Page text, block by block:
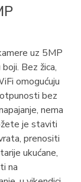
uz 5MP
Bez žica,
omogućuju
bez
nema
je staviti
prenositi
ukućane,
na